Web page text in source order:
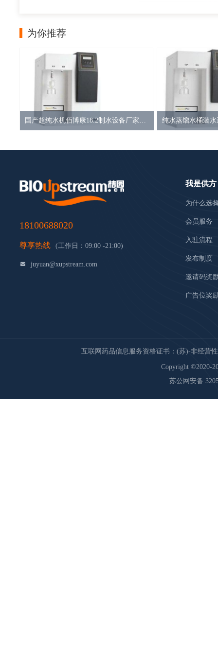
为你推荐
国产超纯水机佰博康18.2制水设备厂家MACRK-UP20-40L超纯水器
18100688020
尊享热线 (工作日：09:00 -21:00)
juyuan@xupstream.com
我是供方
为什么选
会员服务
入驻流程
发布制度
邀请码奖
广告位奖
互联网药品信息服务资格证书：(苏)-非经营性
Copyright ©2020-
苏公网安备